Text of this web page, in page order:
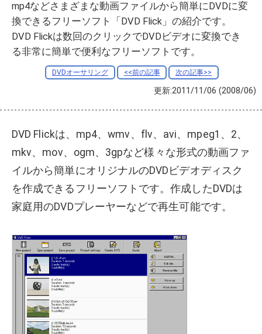
mp4などさまざまな動画ファイルから簡単にDVDに変
換できるフリーソフト「DVD Flick」の紹介です。
DVD Flickは数回のクリックでDVDビデオに変換でき
る非常に簡単で便利なフリーソフトです。
DVDオーサリング <<前の記事 次の記事>>
更新:2011/11/06 (2008/06)
DVD Flickは、mp4、wmv、flv、avi、mpeg1、2、
mkv、mov、ogm、3gpなど様々な形式の動画ファ
イルから簡単にオリジナルのDVDビデオディスク
を作成できるフリーソフトです。作成したDVDは
家庭用のDVDプレーヤーなどで再生可能です。